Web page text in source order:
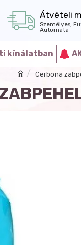
Átvételi
Személyes,
Automata
kínálatban
Cerbona